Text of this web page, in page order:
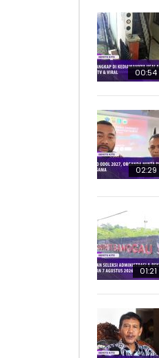
00:54
02:29
01:21